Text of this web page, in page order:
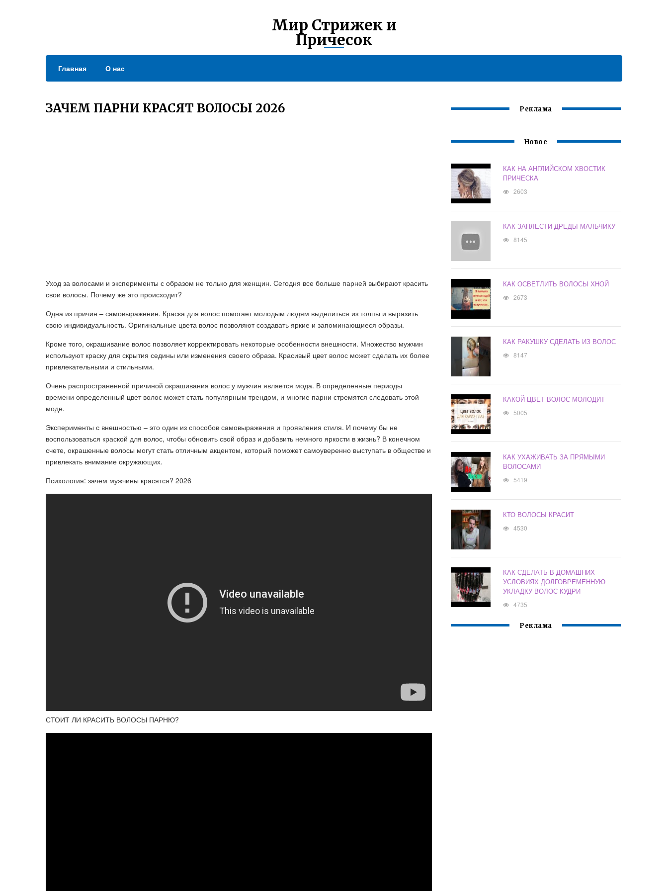
Мир Стрижек и
Причесок
Главная О нас
ЗАЧЕМ ПАРНИ КРАСЯТ ВОЛОСЫ 2026
Уход за волосами и эксперименты с образом не только для женщин. Сегодня все больше парней выбирают красить
свои волосы. Почему же это происходит?
Одна из причин – самовыражение. Краска для волос помогает молодым людям выделиться из толпы и выразить
свою индивидуальность. Оригинальные цвета волос позволяют создавать яркие и запоминающиеся образы.
Кроме того, окрашивание волос позволяет корректировать некоторые особенности внешности. Множество мужчин
используют краску для скрытия седины или изменения своего образа. Красивый цвет волос может сделать их более
привлекательными и стильными.
Очень распространенной причиной окрашивания волос у мужчин является мода. В определенные периоды
времени определенный цвет волос может стать популярным трендом, и многие парни стремятся следовать этой
моде.
Эксперименты с внешностью – это один из способов самовыражения и проявления стиля. И почему бы не
воспользоваться краской для волос, чтобы обновить свой образ и добавить немного яркости в жизнь? В конечном
счете, окрашенные волосы могут стать отличным акцентом, который поможет самоуверенно выступать в обществе и
привлекать внимание окружающих.
Психология: зачем мужчины красятся? 2026
СТОИТ ЛИ КРАСИТЬ ВОЛОСЫ ПАРНЮ?
Реклама
Новое
КАК НА АНГЛИЙСКОМ ХВОСТИК
ПРИЧЕСКА
2603
КАК ЗАПЛЕСТИ ДРЕДЫ МАЛЬЧИКУ
8145
КАК ОСВЕТЛИТЬ ВОЛОСЫ ХНОЙ
2673
КАК РАКУШКУ СДЕЛАТЬ ИЗ ВОЛОС
8147
КАКОЙ ЦВЕТ ВОЛОС МОЛОДИТ
5005
КАК УХАЖИВАТЬ ЗА ПРЯМЫМИ
ВОЛОСАМИ
5419
КТО ВОЛОСЫ КРАСИТ
4530
КАК СДЕЛАТЬ В ДОМАШНИХ
УСЛОВИЯХ ДОЛГОВРЕМЕННУЮ
УКЛАДКУ ВОЛОС КУДРИ
4735
Реклама